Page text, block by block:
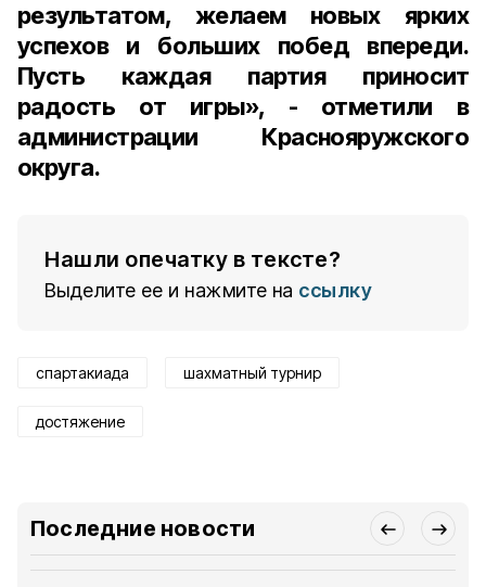
результатом, желаем новых ярких
успехов и больших побед впереди.
Пусть каждая партия приносит
радость от игры», - отметили в
администрации Краснояружского
округа.
Нашли опечатку в тексте?
Выделите ее и нажмите на ссылку
спартакиада шахматный турнир
достяжение
Последние новости